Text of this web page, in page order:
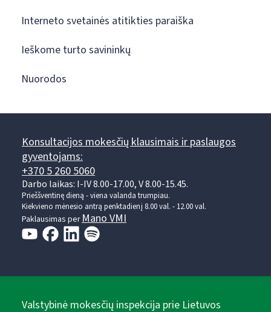
Interneto svetainės atitikties paraiška
Ieškome turto savininkų
Nuorodos
Konsultacijos mokesčių klausimais ir paslaugos
gyventojams:
+370 5 260 5060
Darbo laikas: I-IV 8.00-17.00, V 8.00-15.45.
Prieššventinę dieną - viena valanda trumpiau.
Kiekvieno mėnesio antrą penktadienį 8.00 val. - 12.00 val.
Paklausimas per Mano VMI
Valstybinė mokesčių inspekcija prie Lietuvos